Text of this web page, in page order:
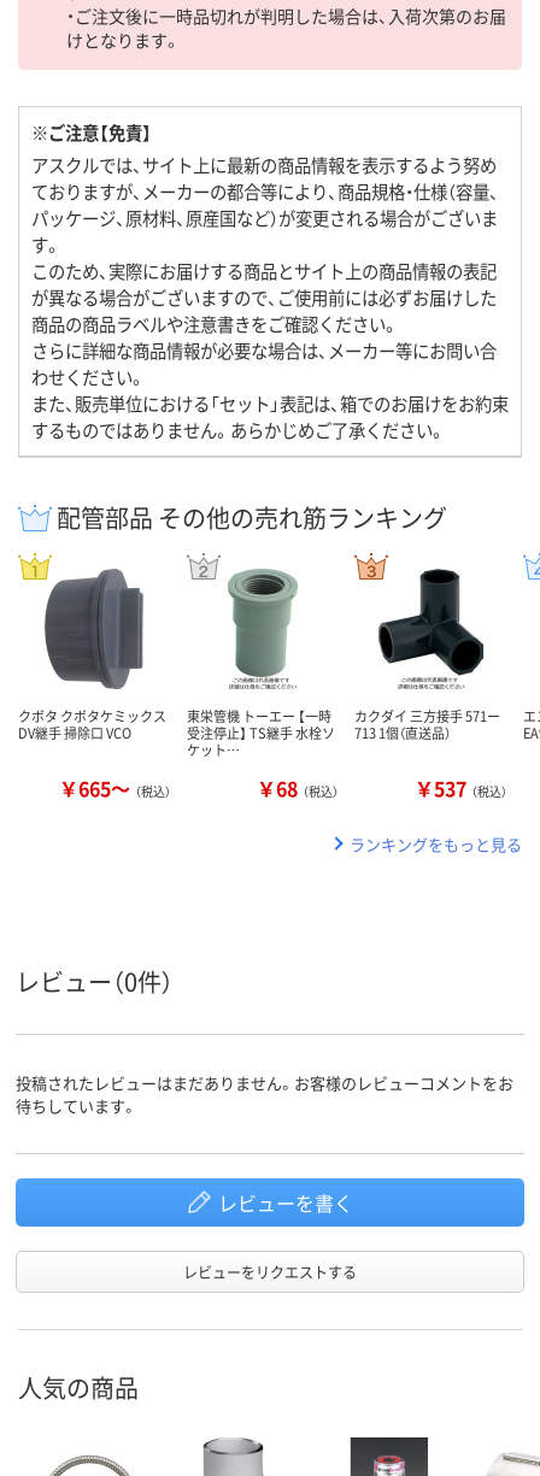
・ご注文後に一時品切れが判明した場合は、入荷次第のお届
けとなります。
※ご注意【免責】
アスクルでは、サイト上に最新の商品情報を表示するよう努め
ておりますが、メーカーの都合等により、商品規格・仕様（容量、
パッケージ、原材料、原産国など）が変更される場合がございま
す。
このため、実際にお届けする商品とサイト上の商品情報の表記
が異なる場合がございますので、ご使用前には必ずお届けした
商品の商品ラベルや注意書きをご確認ください。
さらに詳細な商品情報が必要な場合は、メーカー等にお問い合
わせください。
また、販売単位における「セット」表記は、箱でのお届けをお約束
するものではありません。あらかじめご了承ください。
配管部品 その他の売れ筋ランキング
クボタ クボタケミックス
DV継手 掃除口 VCO
￥665～ （税込）
東栄管機 トーエー 【一時
受注停止】 TS継手 水栓ソ
ケット…
￥68 （税込）
カクダイ 三方接手 571ー
713 1個（直送品）
￥537 （税込）
ランキングをもっと見る
レビュー（0件）
投稿されたレビューはまだありません。お客様のレビューコメントをお
待ちしています。
レビューを書く
レビューをリクエストする
人気の商品